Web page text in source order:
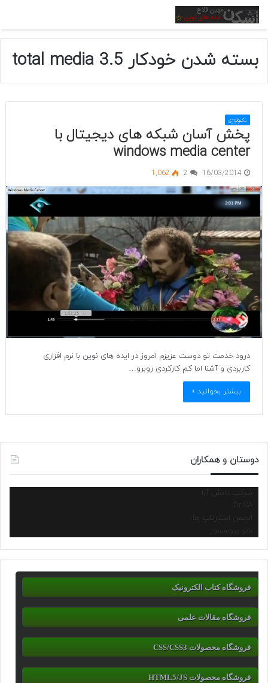
منو
بسته شدن خودکار total media 3.5
تکنولوژی
پخش آسان شبکه های دیجیتال با
windows media center
16/03/2014
2
1,062
درود خدمت تو دوست عزیزم امروز در ایده های نوین با نرم افزاری
کاربردی و آشنا اما کم کارکردی روبرو…
بیشتر بخوانید »
دوستان و همکاران
شرکت دانش آرا
انجمن استارتاپ ها
نانو پروسسور
فروشگاه کتاب الکترونیک
فروشگاه مقالات علمی
فروشگاه محصولات CSS/CSS3
فروشگاه محصولات HTML5/JS